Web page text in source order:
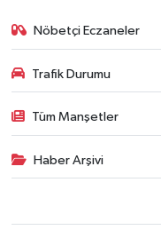
Nöbetçi Eczaneler
Trafik Durumu
Tüm Manşetler
Haber Arşivi